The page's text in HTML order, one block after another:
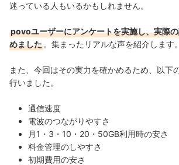
迷っている人もいるかもしれません。
povoユーザーにアンケートを実施し、実際
めました 。集まったリアルな声を紹介します。
また、今回はその実力を確かめるため、以下
行いました。
通信速度
電波のつながりやすさ
月1・3・10・20・50GB利用時の安さ
料金管理のしやすさ
初期費用の安さ